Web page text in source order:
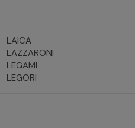
LAICA
LAZZARONI
LEGAMI
LEGORI